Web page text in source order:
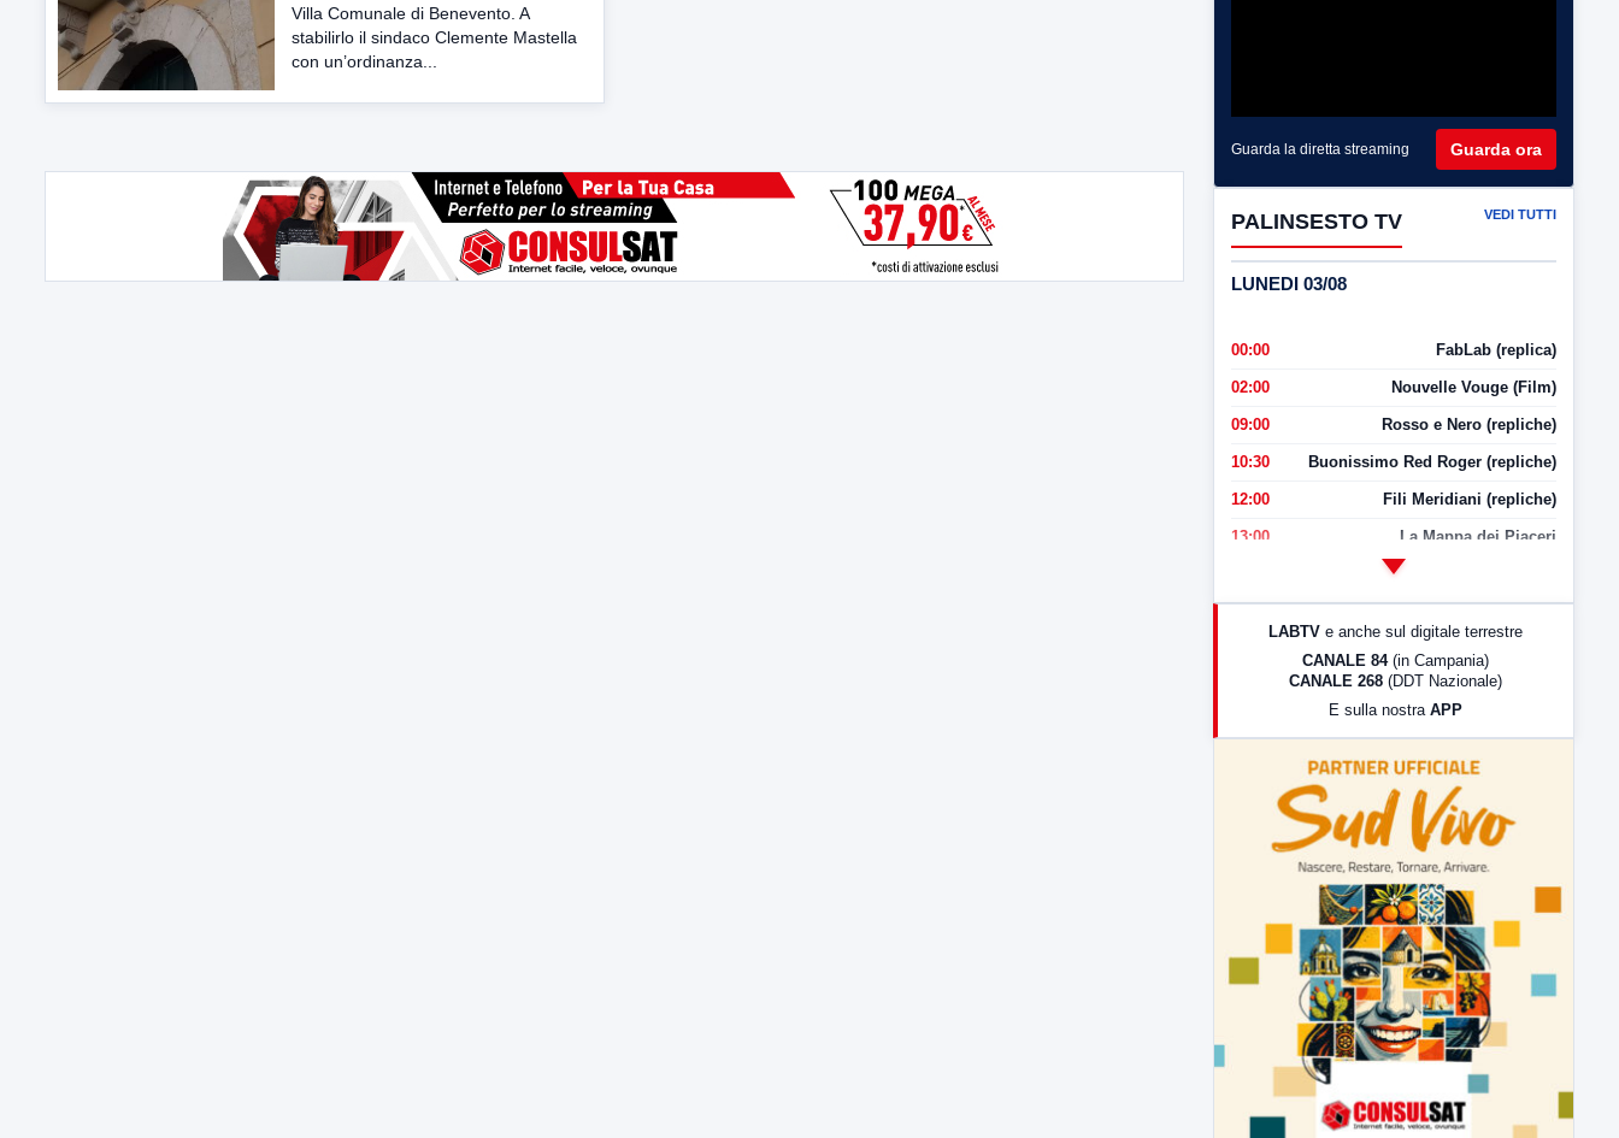
Villa Comunale di Benevento. A
stabilirlo il sindaco Clemente Mastella
con un’ordinanza...
Guarda la diretta streaming Guarda ora
PALINSESTO TV VEDI TUTTI
LUNEDI 03/08
00:00 FabLab (replica)
02:00 Nouvelle Vouge (Film)
09:00 Rosso e Nero (repliche)
10:30 Buonissimo Red Roger (repliche)
12:00 Fili Meridiani (repliche)
13:00 La Mappa dei Piaceri
LabNews (Diretta)
LabNews (replica)
LABTV e anche sul digitale terrestre
CANALE 84 (in Campania)
CANALE 268 (DDT Nazionale)
E sulla nostra APP